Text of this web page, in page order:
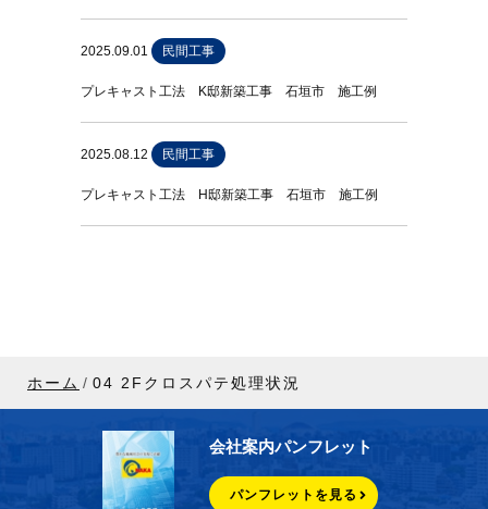
2025.09.01 民間工事
プレキャスト工法 K邸新築工事 石垣市 施工例
2025.08.12 民間工事
プレキャスト工法 H邸新築工事 石垣市 施工例
ホーム 04 2Fクロスパテ処理状況
会社案内パンフレット
パンフレットを見る